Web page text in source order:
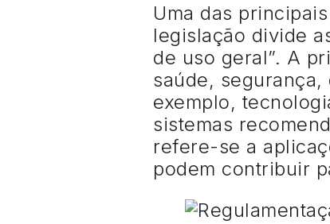
Uma das
legislação divide
de uso geral”. A
saúde,
exemplo,
sistemas
refere-se a
podem contribuir